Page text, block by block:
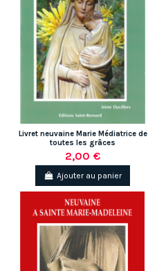
Livret neuvaine Marie Médiatrice de
toutes les grâces
2,00 €
Ajouter au panier